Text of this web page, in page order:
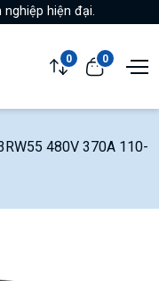
hiện đại.
0 0
480V 370A 110-